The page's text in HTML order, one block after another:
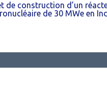
de construction d’un
de 30 MWe en